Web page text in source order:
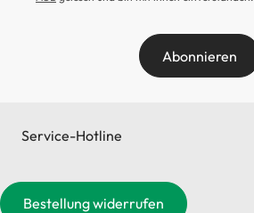
Abonnieren
Service-Hotline
Bestellung widerrufen